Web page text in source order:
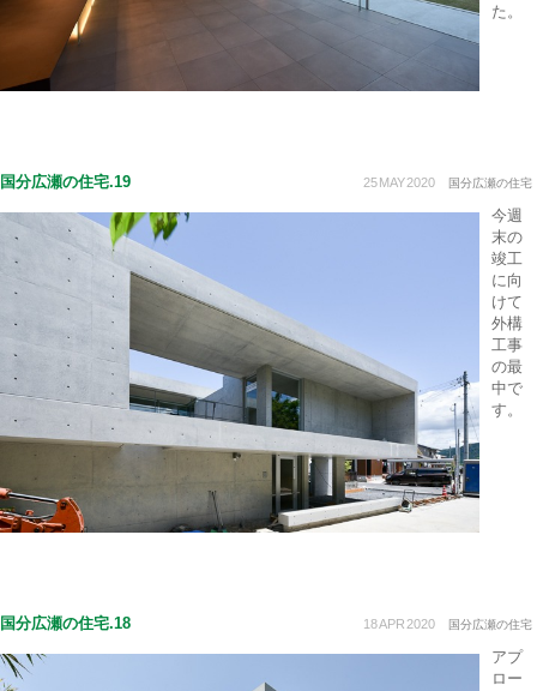
た。
25MAY2020 国分広瀬の住宅
国分広瀬の住宅.19
今週
末の
竣工
に向
けて
外構
工事
の最
中で
す。
18APR 2020 国分広瀬の住宅
国分広瀬の住宅.18
アプ
ロー